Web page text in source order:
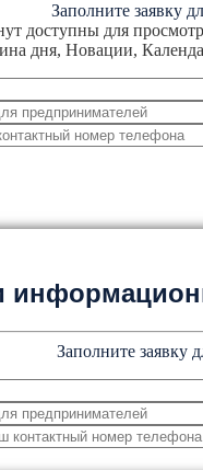
Заполните заявку
доступны для
дня, Новации,
Заполните заявку